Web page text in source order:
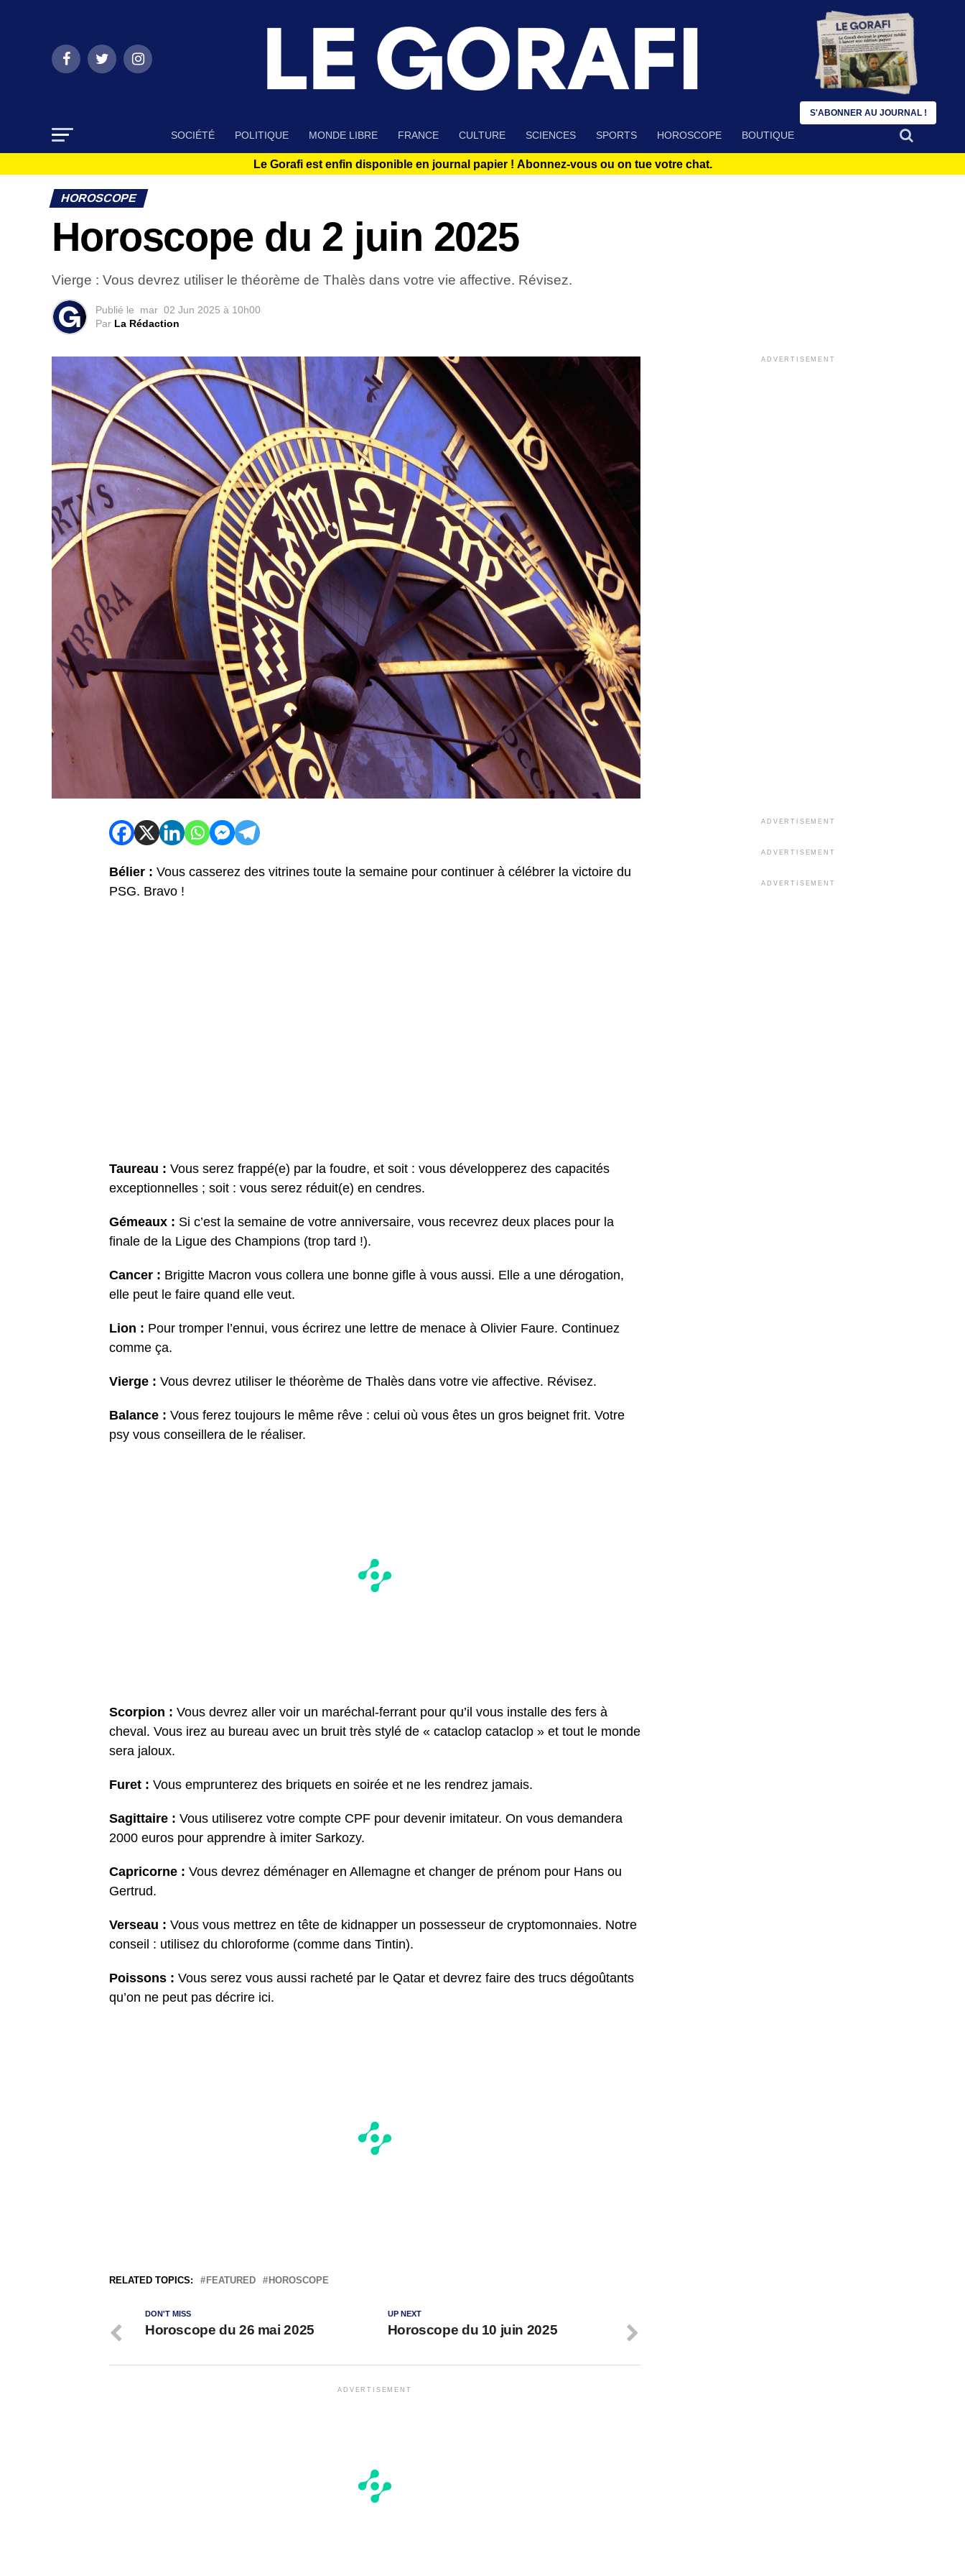
SOCIÉTÉ POLITIQUE MONDE LIBRE FRANCE CULTURE SCIENCES SPORTS HOROSCOPE BOUTIQUE
Le Gorafi est enfin disponible en journal papier ! Abonnez-vous ou on tue votre chat.
HOROSCOPE
Horoscope du 2 juin 2025
Vierge : Vous devrez utiliser le théorème de Thalès dans votre vie affective. Révisez.
Publié le mar 02 Jun 2025 à 10h00
Par La Rédaction
Bélier : Vous casserez des vitrines toute la semaine pour continuer à célébrer la victoire du
PSG. Bravo !
Taureau : Vous serez frappé(e) par la foudre, et soit : vous développerez des capacités
exceptionnelles ; soit : vous serez réduit(e) en cendres.
Gémeaux : Si c’est la semaine de votre anniversaire, vous recevrez deux places pour la
finale de la Ligue des Champions (trop tard !).
Cancer : Brigitte Macron vous collera une bonne gifle à vous aussi. Elle a une dérogation,
elle peut le faire quand elle veut.
Lion : Pour tromper l’ennui, vous écrirez une lettre de menace à Olivier Faure. Continuez
comme ça.
Vierge : Vous devrez utiliser le théorème de Thalès dans votre vie affective. Révisez.
Balance : Vous ferez toujours le même rêve : celui où vous êtes un gros beignet frit. Votre
psy vous conseillera de le réaliser.
Scorpion : Vous devrez aller voir un maréchal-ferrant pour qu’il vous installe des fers à
cheval. Vous irez au bureau avec un bruit très stylé de « cataclop cataclop » et tout le monde
sera jaloux.
Furet : Vous emprunterez des briquets en soirée et ne les rendrez jamais.
Sagittaire : Vous utiliserez votre compte CPF pour devenir imitateur. On vous demandera
2000 euros pour apprendre à imiter Sarkozy.
Capricorne : Vous devrez déménager en Allemagne et changer de prénom pour Hans ou
Gertrud.
Verseau : Vous vous mettrez en tête de kidnapper un possesseur de cryptomonnaies. Notre
conseil : utilisez du chloroforme (comme dans Tintin).
Poissons : Vous serez vous aussi racheté par le Qatar et devrez faire des trucs dégoûtants
qu’on ne peut pas décrire ici.
RELATED TOPICS: FEATURED HOROSCOPE
UP NEXT
Horoscope du 10 juin 2025
DON'T MISS
Horoscope du 26 mai 2025
ADVERTISEMENT
ADVERTISEMENT
ADVERTISEMENT
ADVERTISEMENT
ADVERTISEMENT
S'ABONNER AU JOURNAL !